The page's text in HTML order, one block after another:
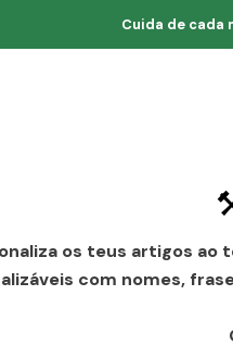
Cuida de cada
os teus artigos
com nomes,